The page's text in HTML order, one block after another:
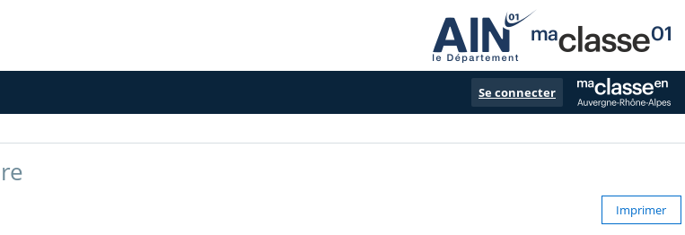
Se connecter
Imprimer